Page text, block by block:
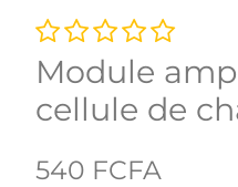
Module
cellule de
540 FCFA